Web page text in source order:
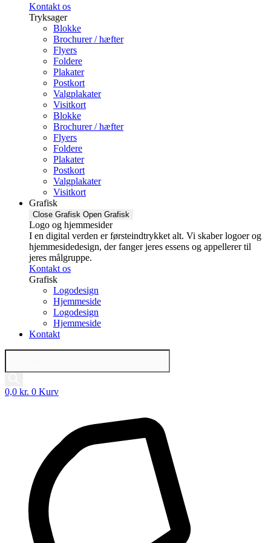
Kontakt os
Tryksager
Blokke
Brochurer / hæfter
Flyers
Foldere
Plakater
Postkort
Valgplakater
Visitkort
Blokke
Brochurer / hæfter
Flyers
Foldere
Plakater
Postkort
Valgplakater
Visitkort
Grafisk
Close Grafisk Open Grafisk
Logo og hjemmesider
I en digital verden er førsteindtrykket alt. Vi skaber logoer og
hjemmesidedesign, der fanger jeres essens og appellerer til
jeres målgruppe.
Kontakt os
Grafisk
Logodesign
Hjemmeside
Logodesign
Hjemmeside
Kontakt
Products
0,0 kr. 0 Kurv